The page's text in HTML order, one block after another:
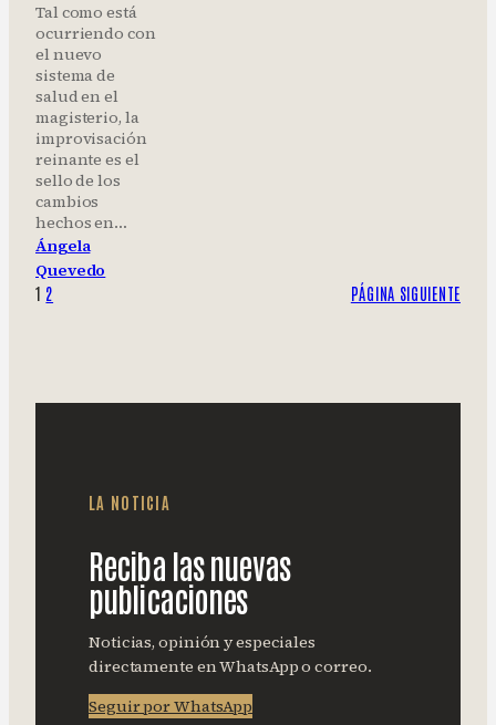
Tal como está
ocurriendo con
el nuevo
sistema de
salud en el
magisterio, la
improvisación
reinante es el
sello de los
cambios
hechos en…
Ángela
Quevedo
1 2 PÁGINA SIGUIENTE
LA NOTICIA
Reciba las nuevas
publicaciones
Noticias, opinión y especiales
directamente en WhatsApp o correo.
Seguir por WhatsApp